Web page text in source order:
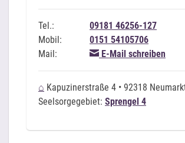
Tel.:
09181 46256-127
Mobil:
0151 54105706
Mail:
E-Mail schreiben
⌂ Kapuzinerstraße 4 • 92318
Seelsorgegebiet: Sprengel 4